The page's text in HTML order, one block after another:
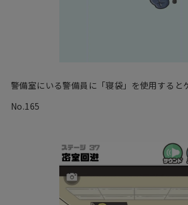
警備室にいる警備員に「寝袋」を使用すると
No.165